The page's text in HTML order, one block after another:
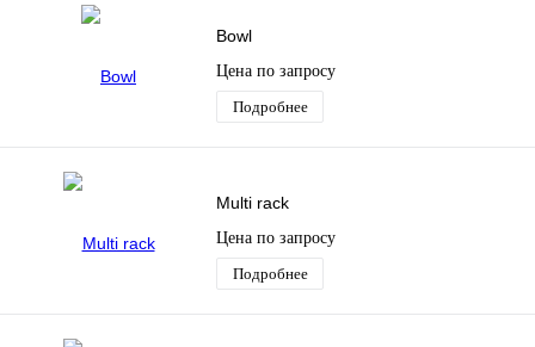
Bowl
Цена по запросу
Подробнее
Multi rack
Цена по запросу
Подробнее